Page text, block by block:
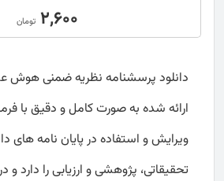
2,600 تومان
دانلود پرسشنامه نظریه ضمنی هوش
ویرایش و استفاده در پایان نامه های
تحقیقاتی، پژوهشی و ارزیابی را دارد و